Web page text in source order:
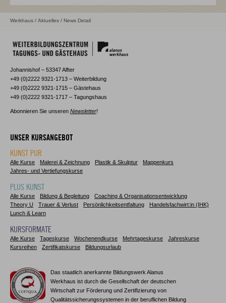
Werkhaus / Aktuelles / News Detail
Johannishof – 53347 Alfter
+49 (0)2222 9321-1713 – Weiterbildung
+49 (0)2222 9321-1715 – Gästehaus
+49 (0)2222 9321-1717 – Tagungshaus
Abonnieren Sie unseren Newsletter!
UNSER KURSANGEBOT
KUNST PUR
Alle Kurse Malerei & Zeichnung Plastik & Skulptur
Mappenkurs
Jahres- und Vertiefungskurse
PLUS KUNST
Alle Kurse Bildung & Begleitung
Coaching & Organisationsentwicklung
Theory U
Trauer & Verlust Persönlichkeitsentfaltung
Handelsfachwirt:in (IHK)
Lunch & Learn
KURSFORMATE
Alle Kurse Tageskurse Wochenendkurse Mehrtageskurse
Jahreskurse
Kursreihen
Zertifikatskurse Bildungsurlaub
Das staatlich anerkannte Bildungswerk Alanus
Werkhaus ist durch die Gesellschaft der deutschen
Wirtschaft zur Förderung und Zertifizierung von
Qualitätssicherungssystemen in der beruflichen Bildung